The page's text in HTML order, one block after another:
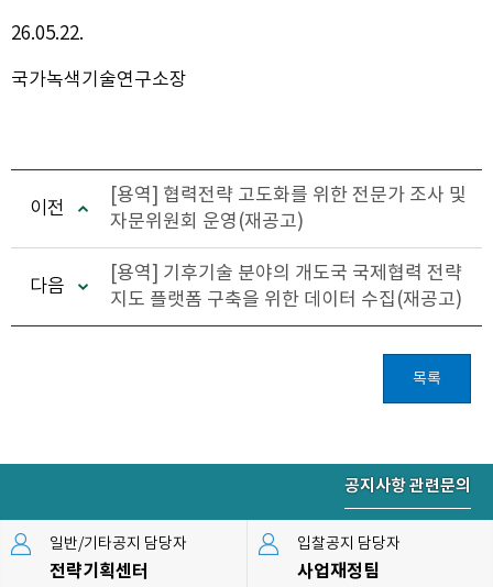
26.05.22.
국가녹색기술연구소장
이전
[용역] 협력전략 고도화를 위한 전문가 조사 및
자문위원회 운영(재공고)
다음
[용역] 기후기술 분야의 개도국 국제협력 전략
지도 플랫폼 구축을 위한 데이터 수집(재공고)
목록
공지사항 관련문의
일반/기타공지 담당자
전략기획센터
입찰공지 담당자
사업재정팀